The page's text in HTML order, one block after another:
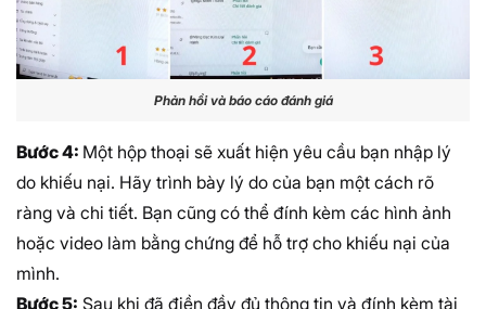
Phản hồi và báo cáo đánh giá
Bước 4: Một hộp thoại sẽ xuất hiện yêu cầu bạn nhập lý
do khiếu nại. Hãy trình bày lý do của bạn một cách rõ
ràng và chi tiết. Bạn cũng có thể đính kèm các hình ảnh
hoặc video làm bằng chứng để hỗ trợ cho khiếu nại của
mình.
Bước 5: Sau khi đã điền đầy đủ thông tin và đính kèm tài